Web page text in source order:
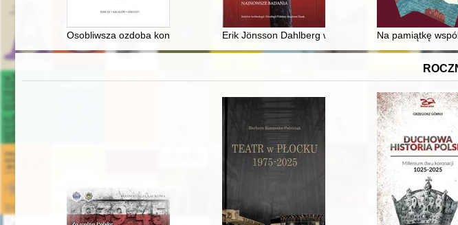
Osobliwsza ozdoba konwentu" : uwagi na temat działalności przeora krakowskich
Erik Jönsson Dahlberg w Kruszwicy Na pamiątkę